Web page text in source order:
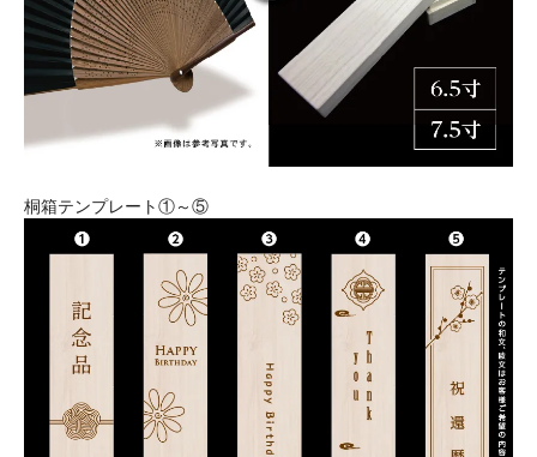
桐箱テンプレート①～⑤